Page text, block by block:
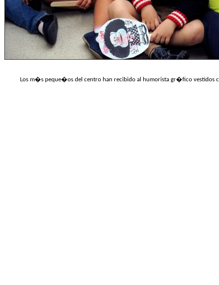
Los m�s peque�os del centro han recibido al humorista gr�fico vestidos